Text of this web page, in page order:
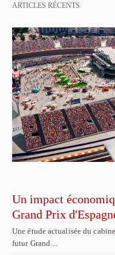
ARTICLES RÉCENTS
Un impact
Grand Prix
Une étude actualisée du
futur Grand…